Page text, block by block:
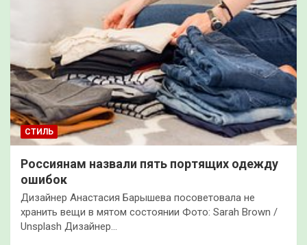
СТИЛЬ
Россиянам назвали пять портящих одежду
ошибок
Дизайнер Анастасия Барышева посоветовала не
хранить вещи в мятом состоянии Фото: Sarah Brown /
Unsplash Дизайнер…